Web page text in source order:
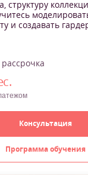
структуру
и создавать
Консультация
Программа обучения